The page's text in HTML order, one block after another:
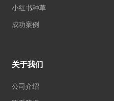
小红书种草
成功案例
关于我们
公司介绍